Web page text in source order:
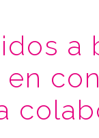
a
en